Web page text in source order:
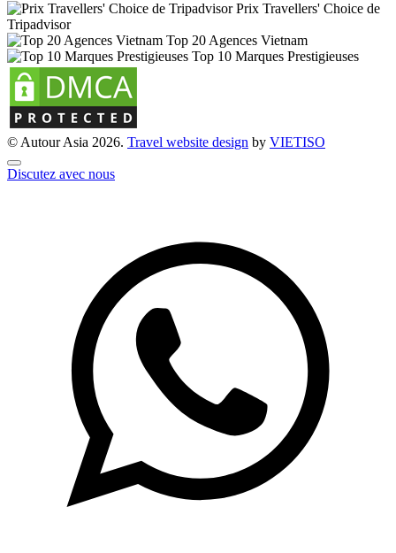
Prix Travellers' Choice de
Tripadvisor
Top 20 Agences Vietnam
Top 10 Marques Prestigieuses
© Autour Asia 2026. Travel website design by VIETISO
Discutez avec nous